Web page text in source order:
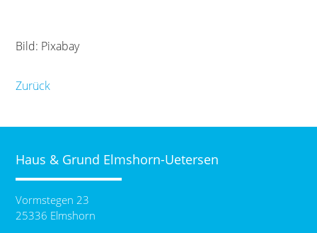
Bild: Pixabay
Zurück
Haus & Grund Elmshorn-Uetersen
Vormstegen 23
25336 Elmshorn